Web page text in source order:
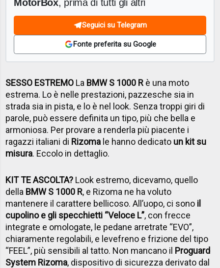
Seguici su Telegram
Fonte preferita su Google
SESSO ESTREMO La BMW S 1000 R è una moto
estrema. Lo è nelle prestazioni, pazzesche sia in
strada sia in pista, e lo è nel look. Senza troppi giri di
parole, può essere definita un tipo, più che bella e
armoniosa. Per provare a renderla più piacente i
ragazzi italiani di Rizoma le hanno dedicato un kit su
misura. Eccolo in dettaglio.
KIT TE ASCOLTA? Look estremo, dicevamo, quello
della BMW S 1000 R, e Rizoma ne ha voluto
mantenere il carattere bellicoso. All’uopo, ci sono il
cupolino e gli specchietti “Veloce L”, con frecce
integrate e omologate, le pedane arretrate “EVO”,
chiaramente regolabili, e levefreno e frizione del tipo
“FEEL”, più sensibili al tatto. Non mancano il Proguard
System Rizoma, dispositivo di sicurezza derivato dal